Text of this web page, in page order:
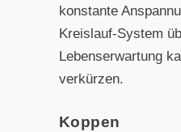
konstante
Kreislauf-System
Lebenserwartung
verkürzen.
Koppen